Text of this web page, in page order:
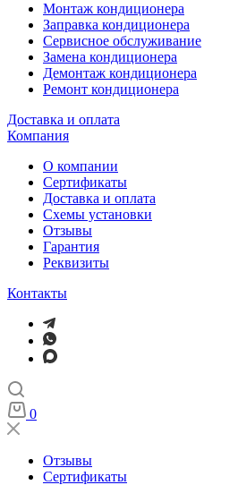
Монтаж кондиционера
Заправка кондиционера
Сервисное обслуживание
Замена кондиционера
Демонтаж кондиционера
Ремонт кондиционера
Доставка и оплата
Компания
О компании
Сертификаты
Доставка и оплата
Схемы установки
Отзывы
Гарантия
Реквизиты
Контакты
0
Отзывы
Сертификаты